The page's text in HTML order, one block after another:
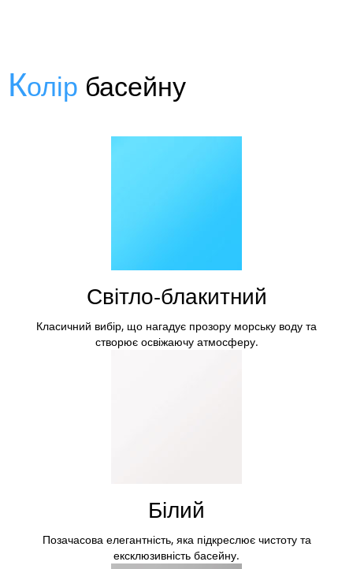
Колір басейну
Світло-блакитний
Класичний вибір, що нагадує прозору морську воду та
створює освіжаючу атмосферу.
Білий
Позачасова елегантність, яка підкреслює чистоту та
ексклюзивність басейну.